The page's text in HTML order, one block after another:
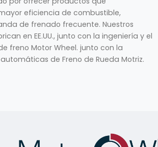
eficiencia de combustible,
de frenado frecuente. Nuestros
en EE.UU., junto con la ingeniería y el
freno Motor Wheel. junto con la
de Freno de Rueda Motriz.